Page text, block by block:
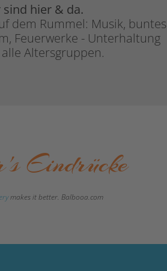
sind hier & da.
dem Rummel: Musik, buntes
Feuerwerke - Unterhaltung
Altersgruppen.
Eindrücke
makes it better. Balbooa.com